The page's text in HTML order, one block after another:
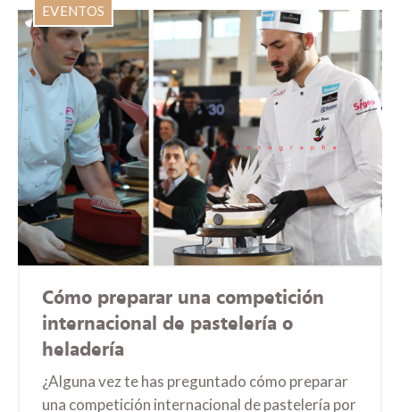
EVENTOS
Cómo preparar una competición
internacional de pastelería o
heladería
¿Alguna vez te has preguntado cómo preparar
una competición internacional de pastelería por